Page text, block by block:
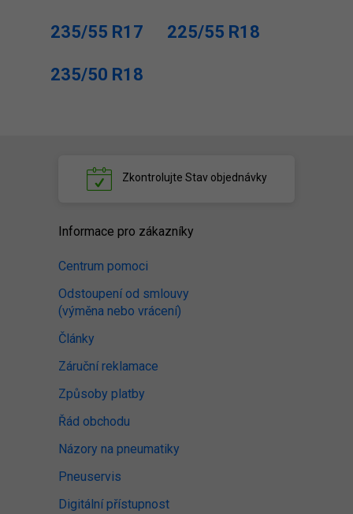
235/55 R17 225/55 R18
235/50 R18
Zkontrolujte Stav objednávky
Informace pro zákazníky
Centrum pomoci
Odstoupení od smlouvy
(výměna nebo vrácení)
Články
Záruční reklamace
Způsoby platby
Řád obchodu
Názory na pneumatiky
Pneuservis
Digitální přístupnost